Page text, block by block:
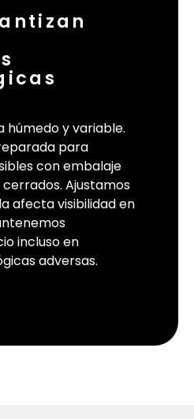
húmedo y variable.
para
con embalaje
Ajustamos
afecta visibilidad en
incluso en
adversas.